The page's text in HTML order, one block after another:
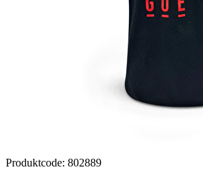
Produktcode: 802889